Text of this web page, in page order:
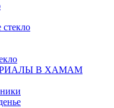
стекло
В ХАМАМ